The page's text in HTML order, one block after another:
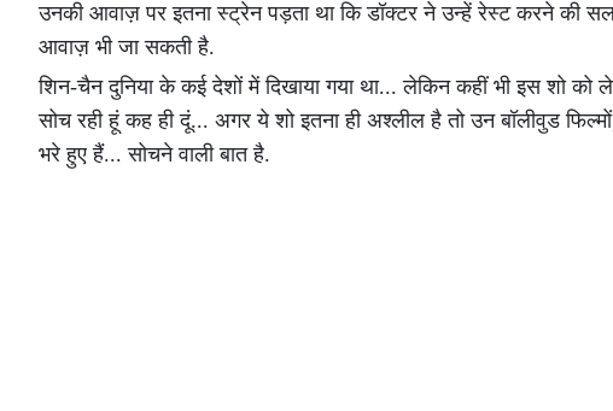
उनकी आवाज़ पर इतना स्ट्रेन पड़ता था कि डॉक्टर ने उन्हें रेस्ट करने की
आवाज़ भी जा सकती है.
शिन-चैन दुनिया के कई देशों में दिखाया गया था... लेकिन कहीं भी इस शो को
सोच रही हूं कह ही दूं... अगर ये शो इतना ही अश्लील है तो उन बॉलीवुड
भरे हुए हैं... सोचने वाली बात है.